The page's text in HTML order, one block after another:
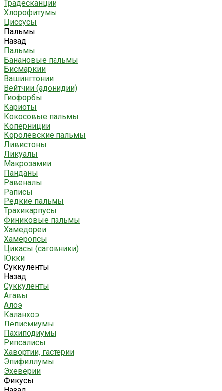
Традесканции
Хлорофитумы
Циссусы
Пальмы
Назад
Пальмы
Банановые пальмы
Бисмаркии
Вашингтонии
Вейтчии (адонидии)
Гиофорбы
Кариоты
Кокосовые пальмы
Коперниции
Королевские пальмы
Ливистоны
Ликуалы
Макрозамии
Панданы
Равеналы
Раписы
Редкие пальмы
Трахикарпусы
Финиковые пальмы
Хамедореи
Хамеропсы
Цикасы (саговники)
Юкки
Суккуленты
Назад
Суккуленты
Агавы
Алоэ
Каланхоэ
Леписмиумы
Пахиподиумы
Рипсалисы
Хавортии, гастерии
Эпифиллумы
Эхеверии
Фикусы